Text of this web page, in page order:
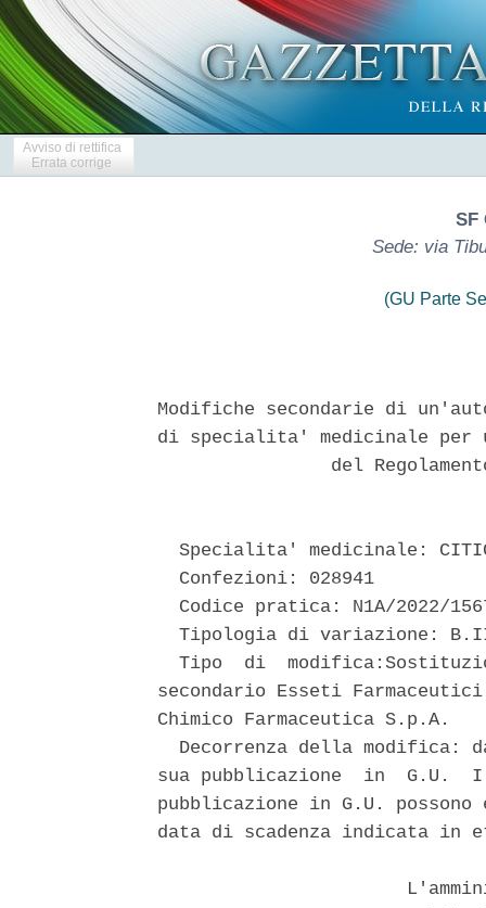
Avviso di rettifica
Errata corrige
SF
Sede: via
(GU Parte
Modifiche secondarie di
di specialita' medicinale per
del
Specialita' medicinale:
  Confezioni: 028941
Codice pratica: N1A/2022/
Tipologia di variazione:
Tipo  di
secondario Esseti
Chimico Farmaceutica S.p.A.
Decorrenza della modifica:
sua pubblicazione  in
pubblicazione in G.U.
data di scadenza indicata in